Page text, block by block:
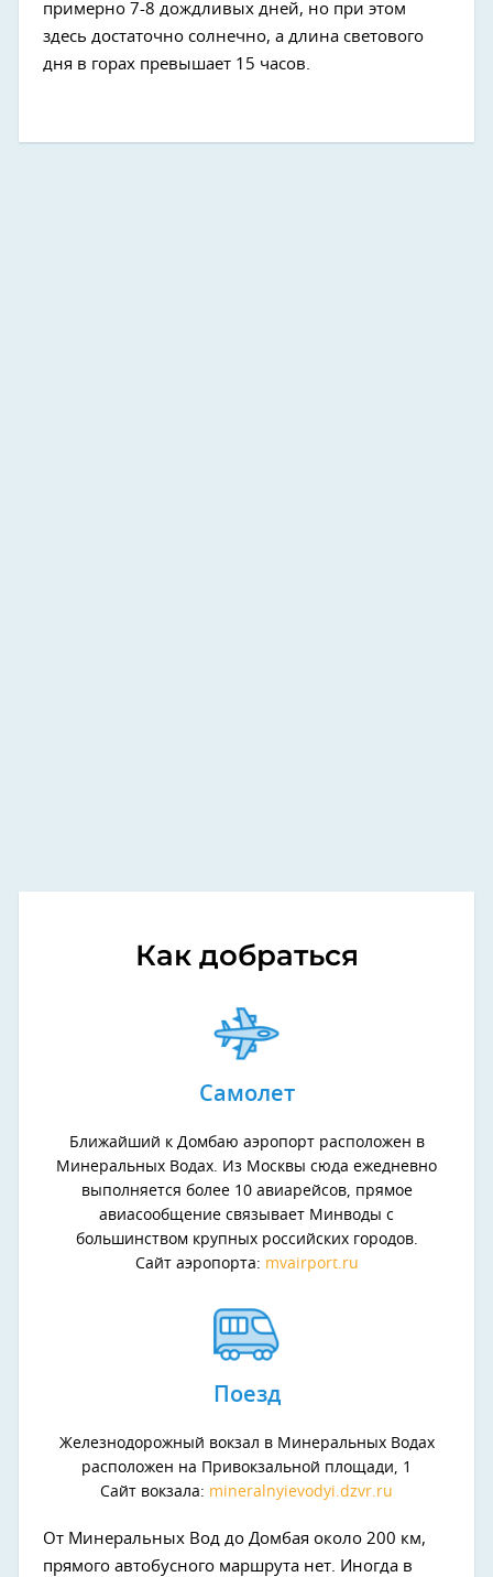
примерно 7-8 дождливых дней, но при этом
здесь достаточно солнечно, а длина светового
дня в горах превышает 15 часов.
Как добраться
Самолет
Ближайший к Домбаю аэропорт расположен в
Минеральных Водах. Из Москвы сюда ежедневно
выполняется более 10 авиарейсов, прямое
авиасообщение связывает Минводы с
большинством крупных российских городов.
Сайт аэропорта: mvairport.ru
Поезд
Железнодорожный вокзал в Минеральных Водах
расположен на Привокзальной площади, 1
Сайт вокзала: mineralnyievodyi.dzvr.ru
От Минеральных Вод до Домбая около 200 км,
прямого автобусного маршрута нет. Иногда в